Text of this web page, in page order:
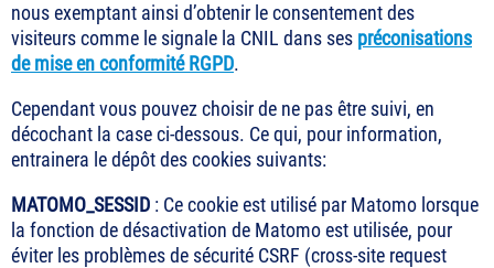
nous exemptant ainsi d’obtenir le consentement des
visiteurs comme le signale la CNIL dans ses préconisations
de mise en conformité RGPD.
Cependant vous pouvez choisir de ne pas être suivi, en
décochant la case ci-dessous. Ce qui, pour information,
entrainera le dépôt des cookies suivants:
MATOMO_SESSID : Ce cookie est utilisé par Matomo lorsque
la fonction de désactivation de Matomo est utilisée, pour
éviter les problèmes de sécurité CSRF (cross-site request